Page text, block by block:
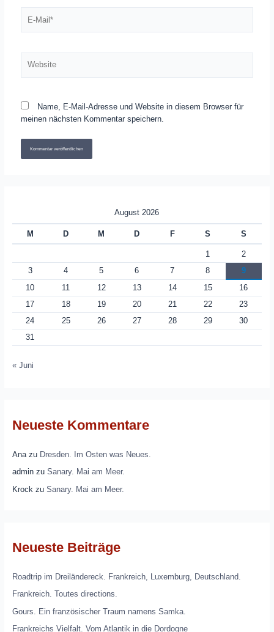
Mail*
Name, E-Mail-Adresse und Website in diesem Browser für
meinen nächsten Kommentar speichern.
August 2026
M D M D F S S
1
2
3
4 5 6 7 8
9
10
11 12 13 14 15
16
17
18 19 20 21 22
23
24
25 26 27 28 29
30
31
« Juni
Neueste Kommentare
Anazu Dresden. Im Osten was Neues.
adminzu Sanary. Mai am Meer.
Krock zu Sanary. Mai am Meer.
Neueste Beiträge
Roadtrip im Dreiländereck. Frankreich, Luxemburg, Deutschland.
Frankreich. Toutes directions.
Gours. Ein französischer Traum namens Samka.
Frankreichs Vielfalt. Vom Atlantik in die Dordogne